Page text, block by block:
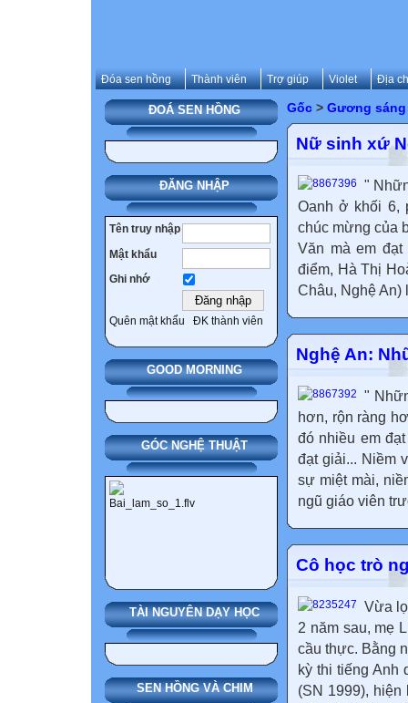
Đóa sen hồng Thành viên Trợ giúp Violet Địa
ĐOÁ SEN HỒNG
ĐĂNG NHẬP
Tên truy nhập
Mật khẩu
Ghi nhớ
Quên mật khẩu ĐK thành viên
GOOD MORNING
GÓC NGHỆ THUẬT
TÀI NGUYÊN DẠY HỌC
SEN HỒNG VÀ CHIM
Gốc > Gương
Nữ sinh xứ
"
Oanh ở khối 6,
chúc mừng của
Văn mà em
điểm, Hà Thị
Châu, Nghệ An)
Nghệ An:
"
hơn, rộn ràng
đó nhiều em
đạt giải... Niềm
sự miệt mài,
ngũ giáo viên
Cô học trò
Vừa
2 năm sau, mẹ
cầu thực. Bằng
kỳ thi tiếng Anh
(SN 1999),